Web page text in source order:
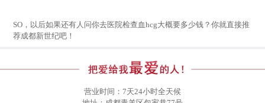
SO，以后如果还有人问你去医院检查血hcg大概要多少钱？你就直接推
荐成都新世纪吧！
营业时间：7天24小时全天候